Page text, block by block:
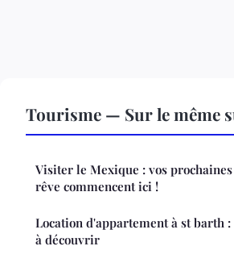
Tourisme — Sur le même
Visiter le Mexique : vos prochaines
rêve commencent ici !
Location d'appartement à st barth
à découvrir